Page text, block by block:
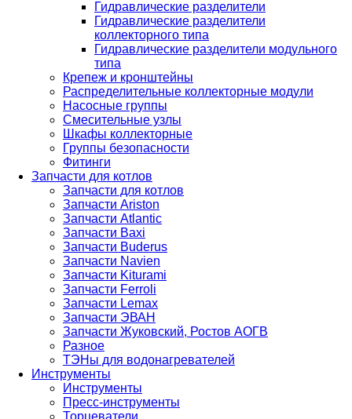
Гидравлические разделители
Гидравлические разделители
коллекторного типа
Гидравлические разделители модульного
типа
Крепеж и кронштейны
Распределительные коллекторные модули
Насосные группы
Смесительные узлы
Шкафы коллекторные
Группы безопасности
Фитинги
Запчасти для котлов
Запчасти для котлов
Запчасти Ariston
Запчасти Atlantic
Запчасти Baxi
Запчасти Buderus
Запчасти Navien
Запчасти Kiturami
Запчасти Ferroli
Запчасти Lemax
Запчасти ЭВАН
Запчасти Жуковский, Ростов АОГВ
Разное
ТЭНы для водонагревателей
Инструменты
Инструменты
Пресс-инструменты